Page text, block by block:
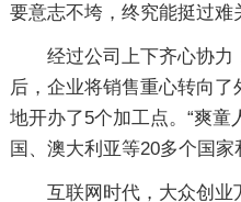
要意志不垮，终究能挺过难
经过公司上下齐心协
后，企业将销售重心转向
地开办了5个加工点。“爽童
国、澳大利亚等20多个国家
互联网时代，大众创业